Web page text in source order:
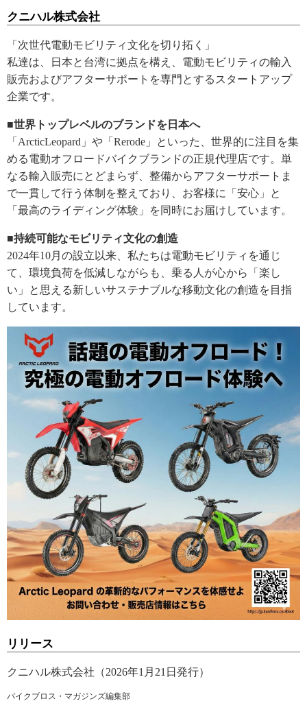
クニハル株式会社
「次世代電動モビリティ文化を切り拓く」
私達は、日本と台湾に拠点を構え、電動モビリティの輸入
販売およびアフターサポートを専門とするスタートアップ
企業です。
■世界トップレベルのブランドを日本へ
「ArcticLeopard」や「Rerode」といった、世界的に注目を集
める電動オフロードバイクブランドの正規代理店です。単
なる輸入販売にとどまらず、整備からアフターサポートま
で一貫して行う体制を整えており、お客様に「安心」と
「最高のライディング体験」を同時にお届けしています。
■持続可能なモビリティ文化の創造
2024年10月の設立以来、私たちは電動モビリティを通じ
て、環境負荷を低減しながらも、乗る人が心から「楽し
い」と思える新しいサステナブルな移動文化の創造を目指
しています。
リリース
クニハル株式会社（2026年1月21日発行）
バイクブロス・マガジンズ編集部